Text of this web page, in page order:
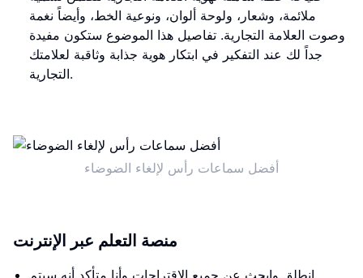
ملائمة، وشعار، ولوحة ألوان، ونوعية الخط، وأيضاً نغمة
وصوت العلامة التجارية. تفاصيل هذا الموضوع ستكون مفيدة
جداً لك عند التفكير في ابتكار هوية جذابة وثاقبة لعلامتك
التجارية.
أفضل سماعات رأس لإلغاء الضوضاء
منصة التعلم عبر الإنترنت
انطلق وابحث عن جميع الاقتراحات وأنا متأكد أنه سيتم